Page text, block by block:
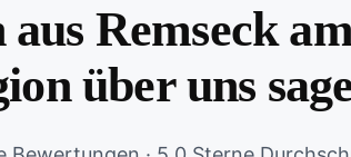
Remseck
über uns